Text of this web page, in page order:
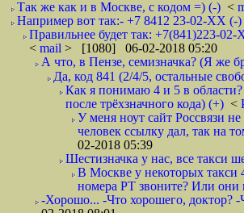
Так же как и в Москве, с кодом =) (-) <
Например вот так:- +7 8412 23-02-ХХ (-
Правильнее будет так: +7(841)223-
< mail > [1080] 06-02-2018 05:20
А что, в Пензе, семизначка? (Я же
Да, код 841 (2/4/5, остальные
Как я понимаю 4 и 5 в
после трёхзначного кода) (+) <
У меня ноут сайт Россвязи
человек ссылку дал, так на
02-2018 05:39
Шестизначка у нас, все такси
В Москве у некоторых такси
номера РТ звоните? Или они
-Хорошо... -Что хорошего, доктор?